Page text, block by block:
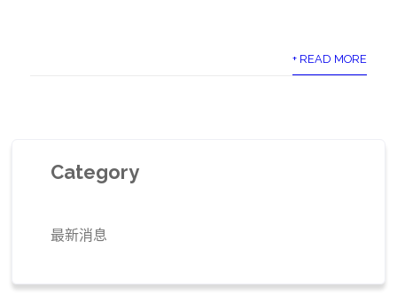
+ READ MORE
Category
最新消息